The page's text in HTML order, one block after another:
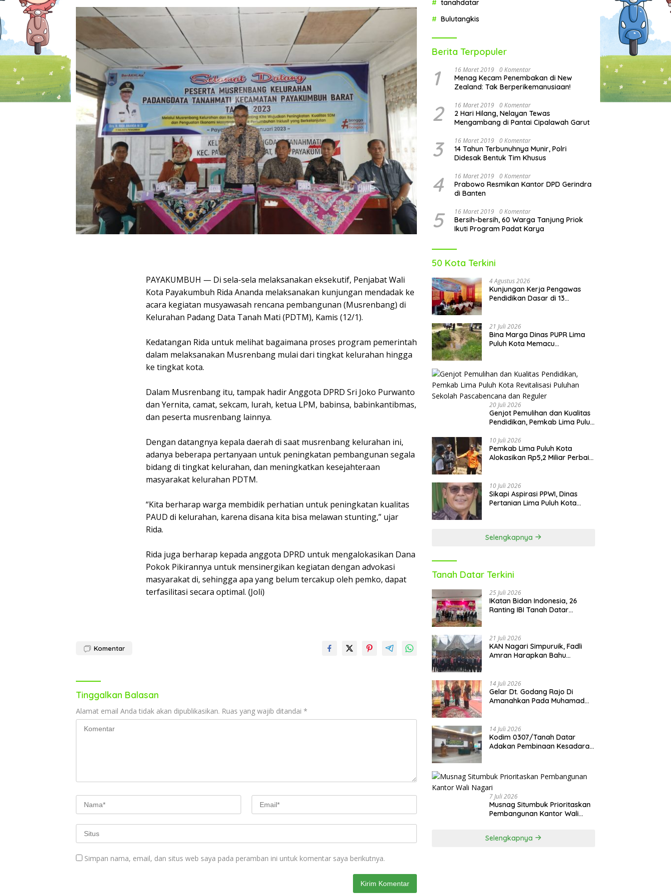
PAYAKUMBUH — Di sela-sela melaksanakan eksekutif, Penjabat Wali
Kota Payakumbuh Rida Ananda melaksanakan kunjungan mendadak ke
acara kegiatan musyawasah rencana pembangunan (Musrenbang) di
Kelurahan Padang Data Tanah Mati (PDTM), Kamis (12/1).
Kedatangan Rida untuk melihat bagaimana proses program pemerintah
dalam melaksanakan Musrenbang mulai dari tingkat kelurahan hingga
ke tingkat kota.
Dalam Musrenbang itu, tampak hadir Anggota DPRD Sri Joko Purwanto
dan Yernita, camat, sekcam, lurah, ketua LPM, babinsa, babinkantibmas,
dan peserta musrenbang lainnya.
Dengan datangnya kepala daerah di saat musrenbang kelurahan ini,
adanya beberapa pertanyaan untuk peningkatan pembangunan segala
bidang di tingkat kelurahan, dan meningkatkan kesejahteraan
masyarakat kelurahan PDTM.
“Kita berharap warga membidik perhatian untuk peningkatan kualitas
PAUD di kelurahan, karena disana kita bisa melawan stunting,” ujar
Rida.
Rida juga berharap kepada anggota DPRD untuk mengalokasikan Dana
Pokok Pikirannya untuk mensinergikan kegiatan dengan advokasi
masyarakat di, sehingga apa yang belum tercakup oleh pemko, dapat
terfasilitasi secara optimal. (Joli)
Komentar
Tinggalkan Balasan
Alamat email Anda tidak akan dipublikasikan. Ruas yang wajib ditandai *
Simpan nama, email, dan situs web saya pada peramban ini untuk komentar saya berikutnya.
tanahdatar
Bulutangkis
Berita Terpopuler
1 16 Maret 2019 0 Komentar
Menag Kecam Penembakan di New
Zealand: Tak Berperikemanusiaan!
2 16 Maret 2019 0 Komentar
2 Hari Hilang, Nelayan Tewas
Mengambang di Pantai Cipalawah Garut
3 16 Maret 2019 0 Komentar
14 Tahun Terbunuhnya Munir, Polri
Didesak Bentuk Tim Khusus
4 16 Maret 2019 0 Komentar
Prabowo Resmikan Kantor DPD Gerindra
di Banten
5 16 Maret 2019 0 Komentar
Bersih-bersih, 60 Warga Tanjung Priok
Ikuti Program Padat Karya
50 Kota Terkini
4 Agustus 2026
Kunjungan Kerja Pengawas
Pendidikan Dasar di 13
Optimis Bawa Perubahan Maju
21 Juli 2026
Bina Marga Dinas PUPR Lima
Puluh Kota Memacu
Oktober
20 Juli 2026
Genjot Pemulihan dan Kualitas
Pendidikan, Pemkab Lima Puluh
Sekolah Pascabencana dan
Reguler
10 Juli 2026
Pemkab Lima Puluh Kota
Alokasikan Rp5,2 Miliar Perbaiki
10 Juli 2026
Sikapi Aspirasi PPWI, Dinas
Pertanian Lima Puluh Kota
Selengkapnya
Tanah Datar Terkini
25 Juli 2026
IKatan Bidan Indonesia, 26
Ranting IBI Tanah Datar
21 Juli 2026
KAN Nagari Simpuruik, Fadli
Amran Harapkan Bahu
14 Juli 2026
Gelar Dt. Godang Rajo Di
Amanahkan Pada Muhamad
14 Juli 2026
Kodim 0307/Tanah Datar
Adakan Pembinaan Kesadaran
7 Juli 2026
Musnag Situmbuk Prioritaskan
Pembangunan Kantor Wali
Selengkapnya